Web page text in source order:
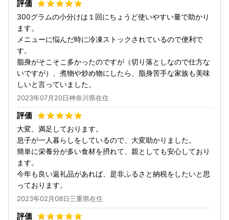
300グラムの小分けは１回にちょうど使いやすい量で助かり
ます。
メニューに悩んだ時に冷凍ストックされているので便利で
す。
脂身がそこそこ多かったのですが（切り落としなので仕方な
いですが）、煮物や炒め物にしたら、脂身苦手な家族も美味
しいと言っていました。
2023年07月20日神奈川県在住
大変、満足しております。
息子が一人暮らしをしているので、大変助かりました。
簡単に栄養分が多い食材を摂れて、親としても安心しており
ます。
今年も良い返礼品があれば、是非ふるさと納税をしたいと思
っております。
2023年02月08日三重県在住